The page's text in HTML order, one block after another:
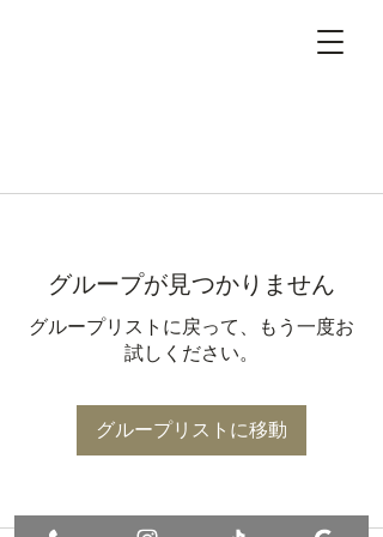
グループが見つかりません
グループリストに戻って、もう一度お
試しください。
グループリストに移動